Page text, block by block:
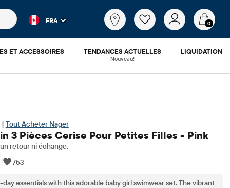
populaires et les résultats de produits au fur et à
FRA 0
ET ACCESSOIRES TENDANCES ACTUELLES
Nouveau!
LIQUIDATION
| Tout Acheter Nager
3 Pièces Cerise Pour Petites Filles - Pink
retour ni échange.
|
753
essentials with this adorable baby girl swimwear set. The vibrant